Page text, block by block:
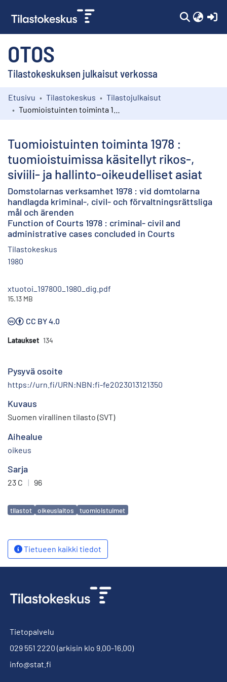
OTOS
Tilastokeskuksen julkaisut verkossa
Kokoelmat
Etusivu Tilastokeskus
Tilastojulkaisut
Tuomioistuinten toiminta 1978 :
tuomioistuimissa käsitellyt rikos-,
siviili- ja hallinto-oikeudelliset asiat
Domstolarnas verksamhet 1978 : vid domtolarna
handlagda kriminal-, civil- och förvaltningsrättsliga
mål och ärenden
Function of Courts 1978 : criminal- civil and
administrative cases concluded in Courts
Tilastokeskus
1980
xtuotoi_197800_1980_dig.pdf
15.13 MB
CC BY 4.0
Lataukset 134
Pysyvä osoite
https://urn.fi/URN:NBN:fi-fe2023013121350
Kuvaus
Suomen virallinen tilasto (SVT)
Aihealue
oikeus
Sarja
23 C | 96
Avainsanat
tilastot oikeuslaitos tuomioistuimet
Tietueen kaikki tiedot
Tietopalvelu
029 551 2220 (arkisin klo 9.00-16.00)
info@stat.fi